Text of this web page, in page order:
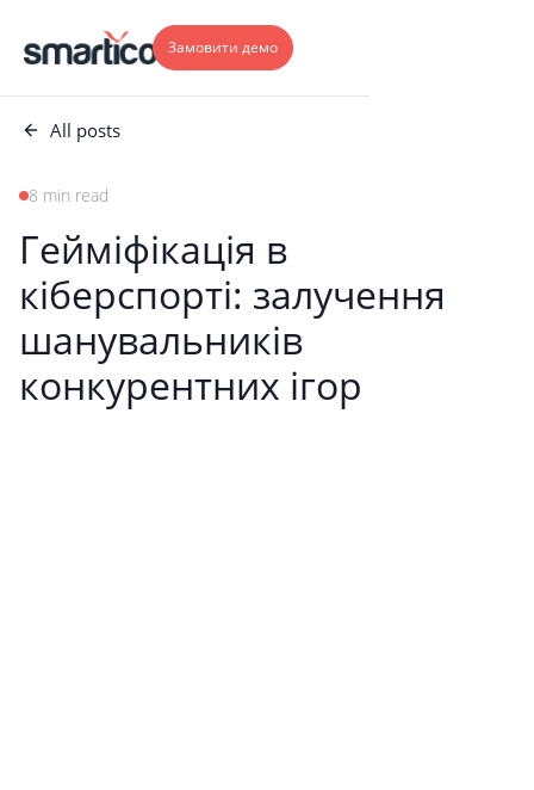
Замовити демо
All posts
8 min read
Гейміфікація в
кіберспорті: залучення
шанувальників
конкурентних ігор